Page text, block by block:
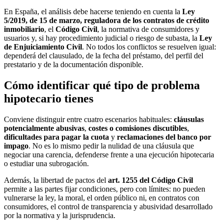
En España, el análisis debe hacerse teniendo en cuenta la Ley
5/2019, de 15 de marzo, reguladora de los contratos de crédito
inmobiliario, el Código Civil, la normativa de consumidores y
usuarios y, si hay procedimiento judicial o riesgo de subasta, la Ley
de Enjuiciamiento Civil. No todos los conflictos se resuelven igual:
dependerá del clausulado, de la fecha del préstamo, del perfil del
prestatario y de la documentación disponible.
Cómo identificar qué tipo de problema
hipotecario tienes
Conviene distinguir entre cuatro escenarios habituales: cláusulas
potencialmente abusivas, costes o comisiones discutibles,
dificultades para pagar la cuota y reclamaciones del banco por
impago. No es lo mismo pedir la nulidad de una cláusula que
negociar una carencia, defenderse frente a una ejecución hipotecaria
o estudiar una subrogación.
Además, la libertad de pactos del art. 1255 del Código Civil
permite a las partes fijar condiciones, pero con límites: no pueden
vulnerarse la ley, la moral, el orden público ni, en contratos con
consumidores, el control de transparencia y abusividad desarrollado
por la normativa y la jurisprudencia.